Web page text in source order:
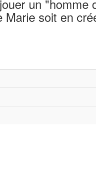
un
Marie soit en